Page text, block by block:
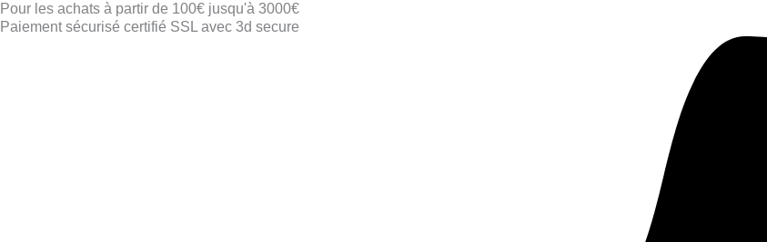
Pour les achats à partir de 100€ jusqu'à 3000€
Paiement sécurisé certifié SSL avec 3d secure